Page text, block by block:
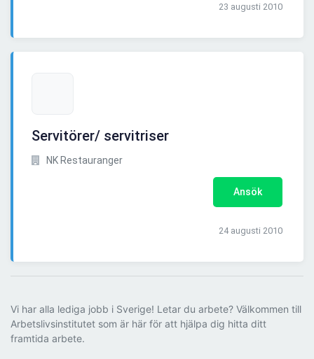
23 augusti 2010
Servitörer/ servitriser
NK Restauranger
Ansök
24 augusti 2010
Vi har alla lediga jobb i Sverige! Letar du arbete? Välkommen till
Arbetslivsinstitutet som är här för att hjälpa dig hitta ditt
framtida arbete.